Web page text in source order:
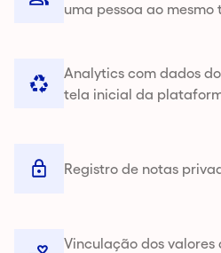
uma pessoa ao mesmo
Analytics com dados
tela inicial da
Registro de notas
Vinculação dos